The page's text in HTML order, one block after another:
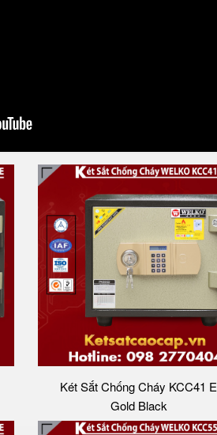
Két Sắt Chống Cháy KCC41 E
Gold Black